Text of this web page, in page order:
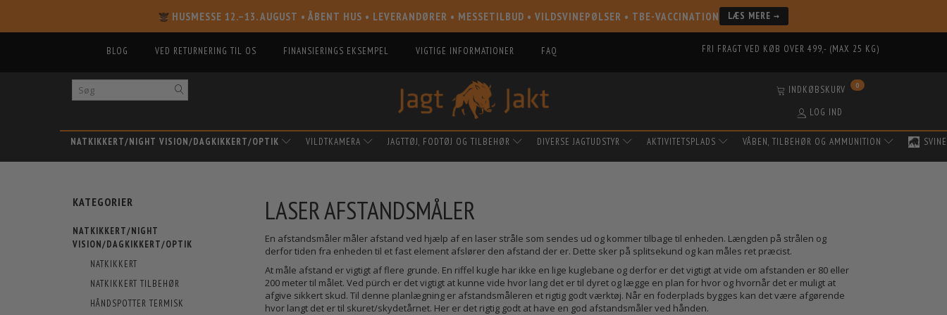
HUSMESSE 12.–13. AUGUST • ÅBENT HUS • LEVERANDØRER • MESSETILBUD • VILDSVINEPØLSER • TBE-VACCINATION LÆS MERE →
BLOG VED RETURNERING TIL OS FINANSIERINGS EKSEMPEL VIGTIGE INFORMATIONER FAQ FRI FRAGT VED KØB OVER 499,- (MAX 25 KG)
INDKØBSKURV 0
LOG IND
NATKIKKERT/NIGHT VISION/DAGKIKKERT/OPTIK VILDTKAMERA JAGTTØJ, FODTØJ OG TILBEHØR DIVERSE JAGTUDSTYR AKTIVITETSPLADS VÅBEN, TILBEHØR OG AMMUNITION
KATEGORIER
NATKIKKERT/NIGHT
VISION/DAGKIKKERT/OPTIK
NATKIKKERT
NATKIKKERT TILBEHØR
HÅNDSPOTTER TERMISK
LASER AFSTANDSMÅLER
En afstandsmåler måler afstand ved hjælp af en laser stråle som sendes ud og kommer tilbage til enheden. Længden på strålen og
derfor tiden fra enheden til et fast element afslører den afstand der er. Dette sker på splitsekund og kan måles ret præcist.
At måle afstand er vigtigt af flere grunde. En riffel kugle har ikke en lige kuglebane og derfor er det vigtigt at vide om afstanden er 80 eller
200 meter til målet. Ved pürch er det vigtigt at kunne vide hvor lang det er til dyret og lægge en plan for hvor og hvornår det er muligt at
afgive sikkert skud. Til denne planlægning er afstandsmåleren et rigtig godt værktøj. Når en foderplads bygges kan det være afgørende
hvor langt det er til skuret/skydetårnet. Her er det rigtig godt at have en god afstandsmåler ved hånden.